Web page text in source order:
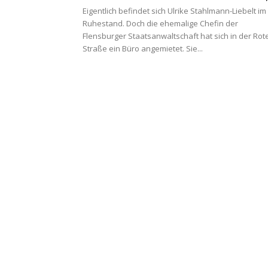
Eigentlich befindet sich Ulrike Stahlmann-Liebelt im
Ruhestand. Doch die ehemalige Chefin der
Flensburger Staatsanwaltschaft hat sich in der
Straße ein Büro angemietet. Sie...